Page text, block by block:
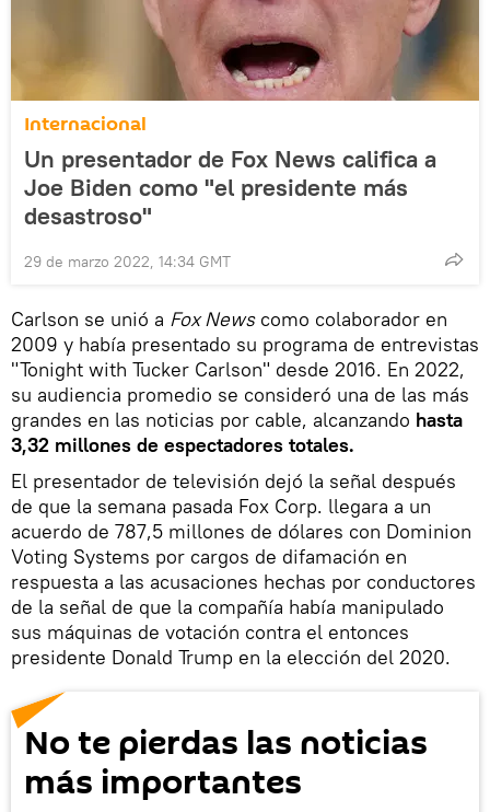
Internacional
Un presentador de Fox News califica a
Joe Biden como "el presidente más
desastroso"
29 de marzo 2022, 14:34 GMT
Carlson se unió a Fox Newscomo colaborador en
2009 y había presentado su programa de entrevistas
"Tonight with Tucker Carlson" desde 2016. En 2022,
su audiencia promedio se consideró una de las más
grandes en las noticias por cable, alcanzando hasta
3,32 millones de espectadores totales.
El presentador de televisión dejó la señal después
de que la semana pasada Fox Corp. llegara a un
acuerdo de 787,5 millones de dólares con Dominion
Voting Systems por cargos de difamación en
respuesta a las acusaciones hechas por conductores
de la señal de que la compañía había manipulado
sus máquinas de votación contra el entonces
presidente Donald Trump en la elección del 2020.
No te pierdas las noticias
más importantes